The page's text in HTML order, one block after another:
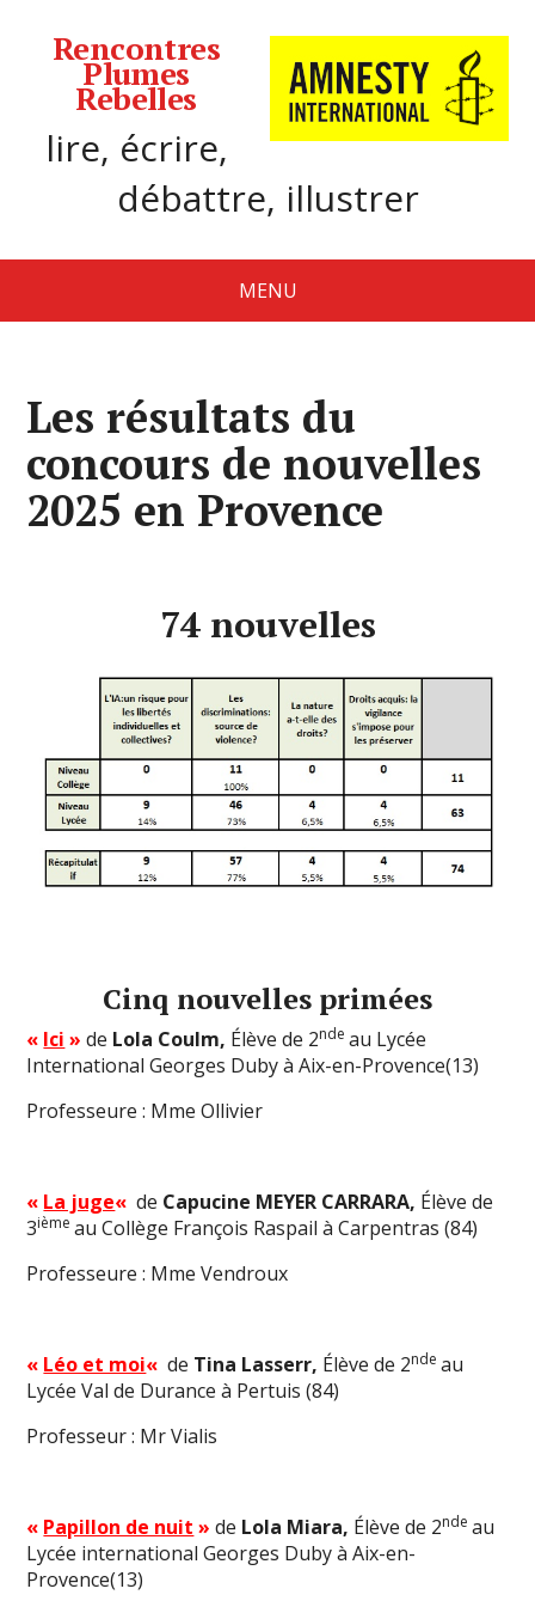
Rencontres
Plumes
Rebelles
lire, écrire,
débattre, illustrer
MENU
Les résultats du
concours de nouvelles
2025 en Provence
74 nouvelles
Cinq nouvelles primées
« Ici »de Lola Coulm, Élève de 2nde au Lycée
International Georges Duby à Aix-en-Provence(13)
Professeure : Mme Ollivier
« La juge« de Capucine MEYER CARRARA, Élève de
3ième au Collège François Raspail à Carpentras (84)
Professeure : Mme Vendroux
« Léo et moi« de Tina Lasserr, Élève de 2nde au
Lycée Val de Durance à Pertuis (84)
Professeur : Mr Vialis
« Papillon de nuit »de Lola Miara, Élève de 2nde au
Lycée international Georges Duby à Aix-en-
Provence(13)